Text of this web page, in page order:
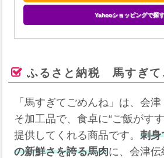
Yahooショッピングで探す
ふるさと納税 馬すぎて
「馬すぎてごめんね」は、会
そ加工品で、食卓に“ご飯がす
提供してくれる商品です。刺身
の新鮮さを誇る馬肉に、会津伝